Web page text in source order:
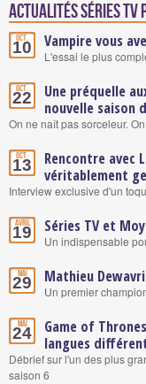
Actualités Séries TV
Oct.
10 Vampire vous
L'essai le plus
Oct.
22
Une préquelle
nouvelle saison
On ne naît pas sorceleur.
Oct.
13
Rencontre avec
véritablement
Interview exclusive d'un
Avril
19 Séries TV et
Un indispensable
Mai
29 Mathieu
Un premier
Mai
24
Game of
langues
Débrief sur l'un des plus
saison 6